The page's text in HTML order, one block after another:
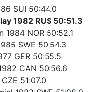
SUI 50:44.0
1982 RUS 50:51.3
1984 NOR 50:52.1
SWE 50:54.3
GER 50:55.5
CAN 50:56.6
51:07.0